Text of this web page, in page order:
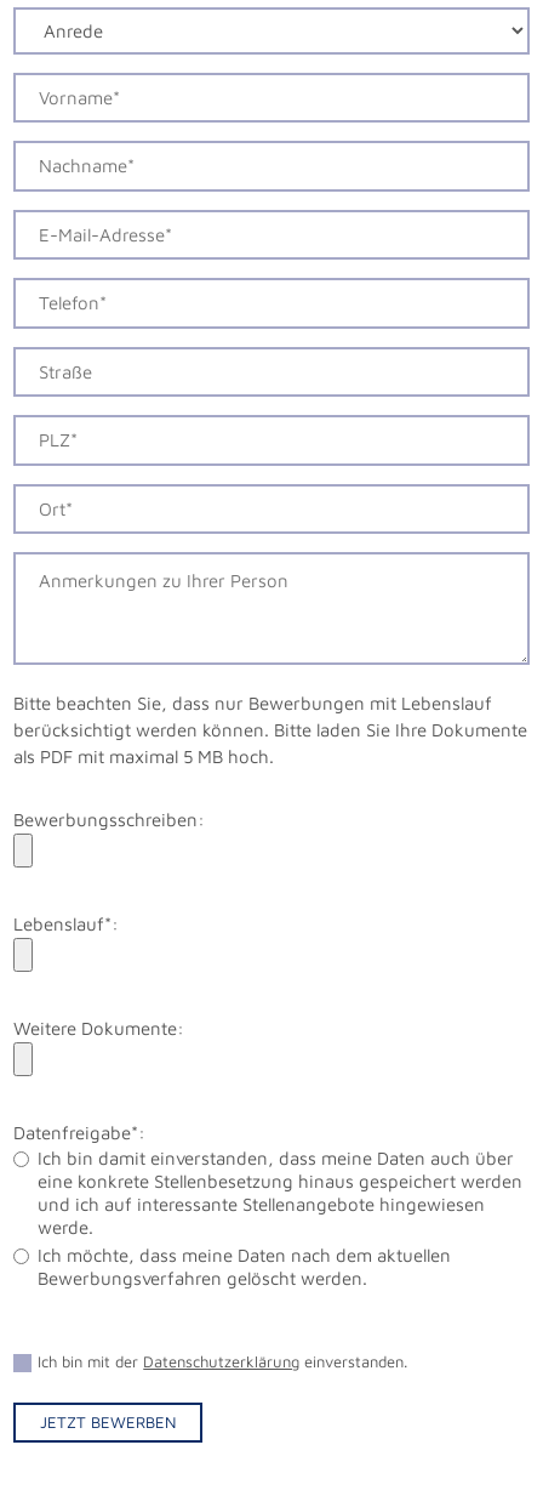
Bitte beachten Sie, dass nur Bewerbungen mit Lebenslauf
berücksichtigt werden können. Bitte laden Sie Ihre Dokumente
als PDF mit maximal 5 MB hoch.
Bewerbungsschreiben:
Lebenslauf*:
Weitere Dokumente:
Datenfreigabe*:
Ich bin damit einverstanden, dass meine Daten auch über
eine konkrete Stellenbesetzung hinaus gespeichert werden
und ich auf interessante Stellenangebote hingewiesen
werde.
Ich möchte, dass meine Daten nach dem aktuellen
Bewerbungsverfahren gelöscht werden.
Ich bin mit der Datenschutzerklärung einverstanden.
JETZT BEWERBEN